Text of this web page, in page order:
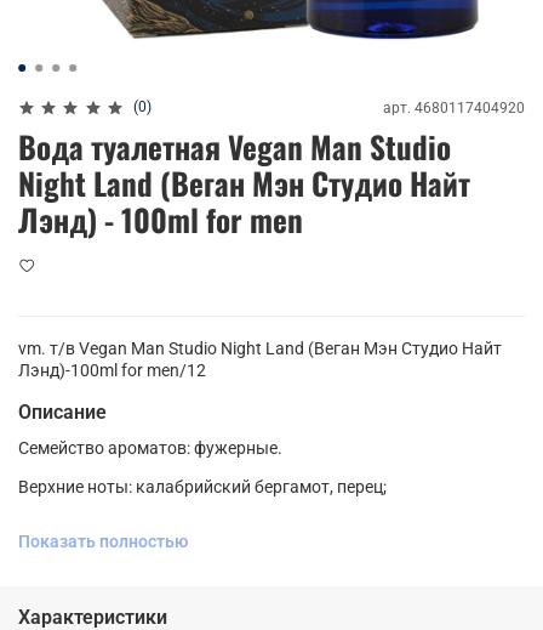
(0) арт. 4680117404920
Вода туалетная Vegan Man Studio
Night Land (Веган Мэн Студио Найт
Лэнд) - 100ml for men
vm. т/в Vegan Man Studio Night Land (Веган Мэн Студио Найт
Лэнд)-100ml for men/12
Описание
Семейство ароматов: фужерные.
Верхние ноты: калабрийский бергамот, перец;
Показать полностью
Характеристики